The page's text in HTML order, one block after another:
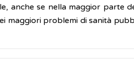
anche se nella maggior parte
problemi di sanità